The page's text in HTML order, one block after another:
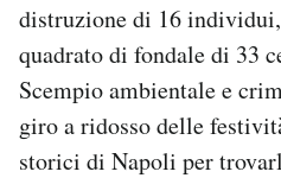
distruzione di 16
quadrato di fondale di 33
Scempio ambientale e
giro a ridosso delle
storici di Napoli per